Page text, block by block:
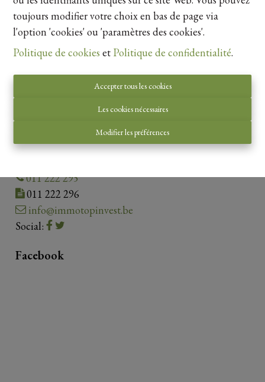
toujours modifier votre choix en bas de page via
l'option 'cookies' ou 'paramètres des cookies'.
Politique de cookies et Politique de confidentialité.
Accepter tous les cookies
Les cookies nécessaires
Modifier les préférences
Autorité de surveillance:
Institut professionnel des courtiers immobiliers,
Luxemburgstraat 16B 1000 Bruxelles. Sous réserve
deles devoirs de l\'agent immobilier.
-Disclaimer
Guldensporenplein 4.1.01
011 222 295
011 222 296
info@immotopinvest.be
Social:
Facebook